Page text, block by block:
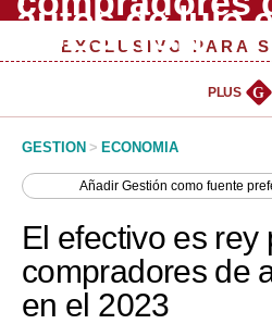
Management & Empleo
Perú
Política
EXCLUSIVO PARA
PLUS G
GESTION > ECONOMIA
AñadirGestión como fuente
El efectivo es rey
compradores de
en el 2023